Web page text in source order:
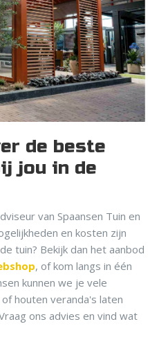
de beste
jou in de
van Spaansen Tuin en
en kosten zijn
tuin? Bekijk dan het aanbod
, of kom langs in één
kunnen we je vele
houten veranda's laten
ons advies en vind wat